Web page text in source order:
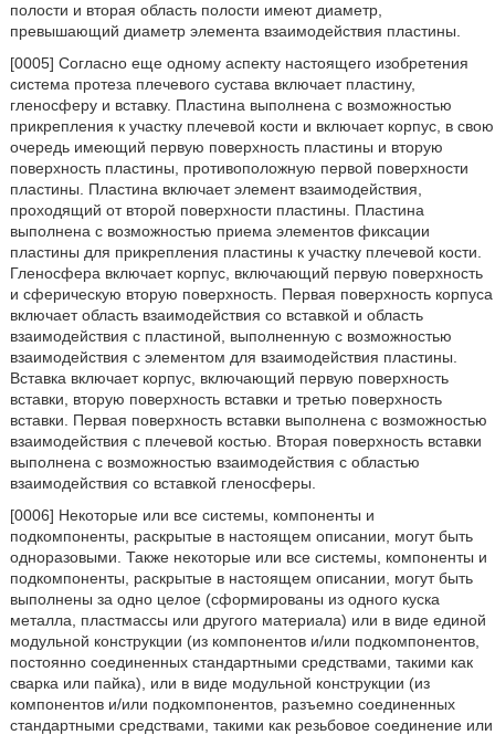
полости и вторая область полости имеют диаметр,
превышающий диаметр элемента взаимодействия пластины.
[0005] Согласно еще одному аспекту настоящего изобретения
система протеза плечевого сустава включает пластину,
гленосферу и вставку. Пластина выполнена с возможностью
прикрепления к участку плечевой кости и включает корпус, в свою
очередь имеющий первую поверхность пластины и вторую
поверхность пластины, противоположную первой поверхности
пластины. Пластина включает элемент взаимодействия,
проходящий от второй поверхности пластины. Пластина
выполнена с возможностью приема элементов фиксации
пластины для прикрепления пластины к участку плечевой кости.
Гленосфера включает корпус, включающий первую поверхность
и сферическую вторую поверхность. Первая поверхность корпуса
включает область взаимодействия со вставкой и область
взаимодействия с пластиной, выполненную с возможностью
взаимодействия с элементом для взаимодействия пластины.
Вставка включает корпус, включающий первую поверхность
вставки, вторую поверхность вставки и третью поверхность
вставки. Первая поверхность вставки выполнена с возможностью
взаимодействия с плечевой костью. Вторая поверхность вставки
выполнена с возможностью взаимодействия с областью
взаимодействия со вставкой гленосферы.
[0006] Некоторые или все системы, компоненты и
подкомпоненты, раскрытые в настоящем описании, могут быть
одноразовыми. Также некоторые или все системы, компоненты и
подкомпоненты, раскрытые в настоящем описании, могут быть
выполнены за одно целое (сформированы из одного куска
металла, пластмассы или другого материала) или в виде единой
модульной конструкции (из компонентов и/или подкомпонентов,
постоянно соединенных стандартными средствами, такими как
сварка или пайка), или в виде модульной конструкции (из
компонентов и/или подкомпонентов, разъемно соединенных
стандартными средствами, такими как резьбовое соединение или